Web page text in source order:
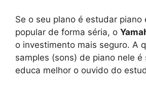
Se o seu plano é estudar piano
popular de forma séria, o
o investimento mais seguro. A
samples (sons) de piano nele é
educa melhor o ouvido do